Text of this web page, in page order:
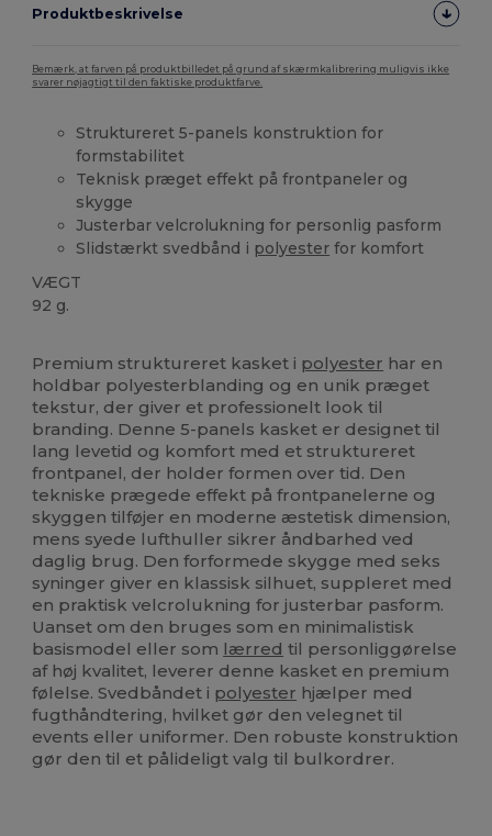
Produktbeskrivelse
Bemærk, at farven på produktbilledet på grund af skærmkalibrering muligvis ikke
svarer nøjagtigt til den faktiske produktfarve.
Struktureret 5-panels konstruktion for
formstabilitet
Teknisk præget effekt på frontpaneler og
skygge
Justerbar velcrolukning for personlig pasform
Slidstærkt svedbånd i polyester for komfort
VÆGT
92 g.
Premium struktureret kasket i polyester har en
holdbar polyesterblanding og en unik præget
tekstur, der giver et professionelt look til
branding. Denne 5-panels kasket er designet til
lang levetid og komfort med et struktureret
frontpanel, der holder formen over tid. Den
tekniske prægede effekt på frontpanelerne og
skyggen tilføjer en moderne æstetisk dimension,
mens syede lufthuller sikrer åndbarhed ved
daglig brug. Den forformede skygge med seks
syninger giver en klassisk silhuet, suppleret med
en praktisk velcrolukning for justerbar pasform.
Uanset om den bruges som en minimalistisk
basismodel eller som lærred til personliggørelse
af høj kvalitet, leverer denne kasket en premium
følelse. Svedbåndet i polyester hjælper med
fugthåndtering, hvilket gør den velegnet til
events eller uniformer. Den robuste konstruktion
gør den til et pålideligt valg til bulkordrer.